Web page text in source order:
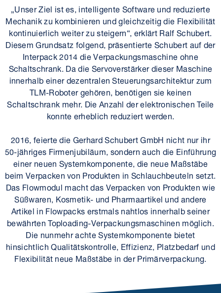
„Unser Ziel ist es, intelligente Software und reduzierte
Mechanik zu kombinieren und gleichzeitig die Flexibilität
kontinuierlich weiter zu steigern“, erklärt Ralf Schubert.
Diesem Grundsatz folgend, präsentierte Schubert auf der
Interpack 2014 die Verpackungs­maschine ohne
Schaltschrank. Da die Servo­verstärker dieser Maschine
innerhalb einer dezentralen Steuerungs­architektur zum
TLM-Roboter gehören, benötigen sie keinen
Schaltschrank mehr. Die Anzahl der elektronischen Teile
konnte erheblich reduziert werden.
2016, feierte die Gerhard Schubert GmbH nicht nur ihr
50-jähriges Firmenjubiläum, sondern auch die Einführung
einer neuen System­komponente, die neue Maßstäbe
beim Verpacken von Produkten in Schlauchbeuteln setzt.
Das Flowmodul macht das Verpacken von Produkten wie
Süßwaren, Kosmetik- und Pharmaartikel und andere
Artikel in Flowpacks erstmals nahtlos innerhalb seiner
bewährten Toploading-Verpackungs­maschinen möglich.
Die nunmehr achte System­komponente bietet
hinsichtlich Qualitäts­kontrolle, Effizienz, Platzbedarf und
Flexibilität neue Maßstäbe in der Primär­verpackung.